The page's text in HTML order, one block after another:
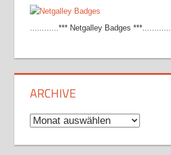
............*** Netgalley Badges ***............
ARCHIVE
Archive